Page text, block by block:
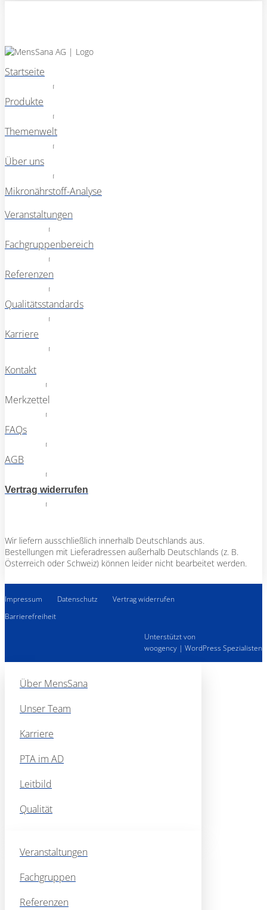
Startseite
Produkte
Themenwelt
Über uns
Mikronährstoff-Analyse
Veranstaltungen
Fachgruppenbereich
Referenzen
Qualitätsstandards
Karriere
Kontakt
Merkzettel
FAQs
AGB
Vertrag widerrufen
Wir liefern ausschließlich innerhalb Deutschlands aus.
Bestellungen mit Lieferadressen außerhalb Deutschlands (z. B.
Österreich oder Schweiz) können leider nicht bearbeitet werden.
Impressum Datenschutz
Vertrag widerrufen
Barrierefreiheit
Unterstützt von
woogency | WordPress Spezialisten
Über MensSana
Unser Team
Karriere
PTA im AD
Leitbild
Qualität
Veranstaltungen
Fachgruppen
Referenzen